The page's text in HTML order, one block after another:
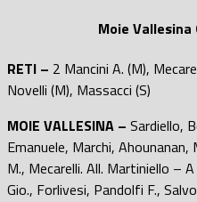
Moie
RETI – 2 Mancini A. (M),
Novelli (M), Massacci (S)
MOIE VALLESINA – Sardiello,
Emanuele, Marchi,
M., Mecarelli. All. Martiniello –
Gio., Forlivesi, Pandolfi F.,